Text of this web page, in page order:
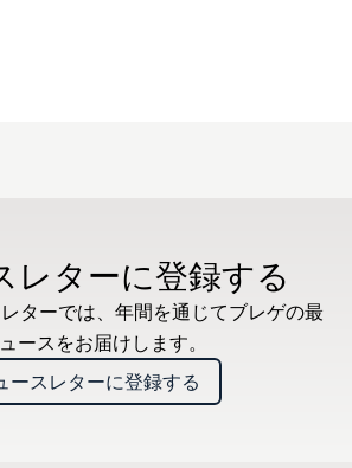
レターに登録する
ターでは、年間を通じてブレゲの最
ースをお届けします。
ースレターに登録する